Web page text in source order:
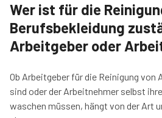
Wer ist für die
Berufsbekleidung
Arbeitgeber oder
Ob Arbeitgeber für die Reinigung
sind oder der Arbeitnehmer selbst
waschen müssen, hängt von der Art